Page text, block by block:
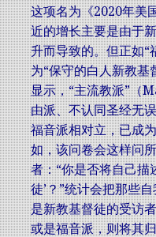
这项名为《2020年美
近的增长主要是由于
升而导致的。但正如“
为“保守的白人新教基
显示，“主流教派”（
由派、不认同圣经无
福音派相对立，已成
如，该问卷会这样问
者：“你是否将自己描
徒’？”统计会把那些
是新教基督徒的受访
或是福音派，则将其